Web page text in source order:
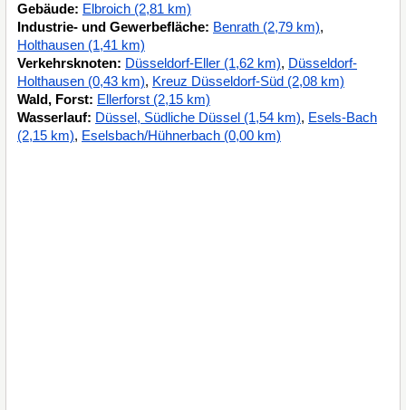
Gebäude: Elbroich (2,81 km)
Industrie- und Gewerbefläche: Benrath (2,79 km),
Holthausen (1,41 km)
Verkehrsknoten: Düsseldorf-Eller (1,62 km), Düsseldorf-
Holthausen (0,43 km), Kreuz Düsseldorf-Süd (2,08 km)
Wald, Forst: Ellerforst (2,15 km)
Wasserlauf: Düssel, Südliche Düssel (1,54 km), Esels-Bach
(2,15 km), Eselsbach/Hühnerbach (0,00 km)